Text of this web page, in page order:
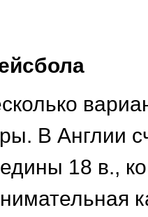
В Англии
18 в.,